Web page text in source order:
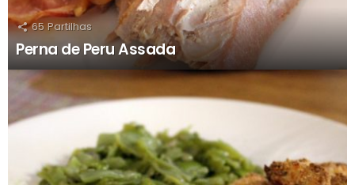
65 Partilhas
Perna de Peru Assada